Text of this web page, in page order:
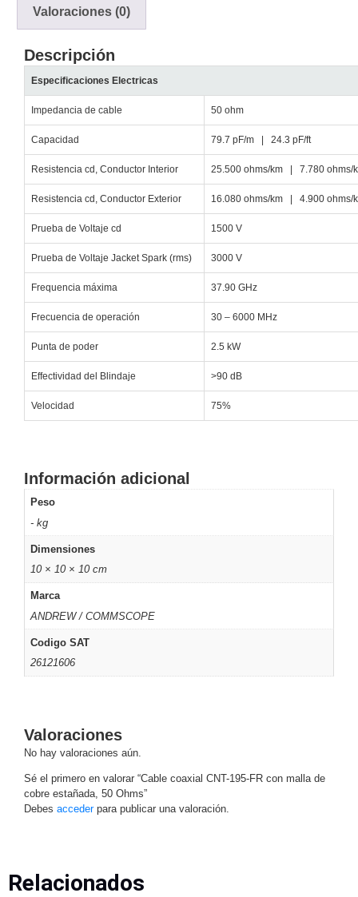
Coaxial y
ConectoresCables
Armados -
CoaxialCategoría
5eFibra
ÓpticaPara
Alimentación
y
ElectricidadRG59
Tipo
CaP Telefónico VGA
/ DVI /
HDMI
Cámaras
IP y NVRs
Ambientes
Salinos
(Anticorrosión)Antiexplosión BalaCodificadores
Decodificadores
/ Eyeball /
TurretFisheye
HemisféricasLente
Motorizado
Network
RecordersOcultas
-
PinholeProfesionales
-
Cámaras
y DVRs
HD
TurboHD
/ AHD /
/ Eyeball /
Valoraciones (0)
Descripción
Especificaciones Electricas
Impedancia de cable 50 ohm
Capacidad 79.7 pF/m | 24.3 pF/ft
Resistencia cd, Conductor Interior 25.500 ohms/km | 7.780 ohms/
Resistencia cd, Conductor Exterior 16.080 ohms/km | 4.900 ohms/
Prueba de Voltaje cd 1500 V
Prueba de Voltaje Jacket Spark (rms) 3000 V
Frequencia máxima 37.90 GHz
Frecuencia de operación 30 – 6000 MHz
Punta de poder 2.5 kW
Effectividad del Blindaje >90 dB
Velocidad 75%
Información adicional
Peso
- kg
Dimensiones
10 × 10 × 10 cm
Marca
ANDREW / COMMSCOPE
Codigo SAT
26121606
Valoraciones
No hay valoraciones aún.
Sé el primero en valorar “Cable coaxial CNT-195-FR con malla de
cobre estañada, 50 Ohms”
Debes accederpara publicar una valoración.
Relacionados